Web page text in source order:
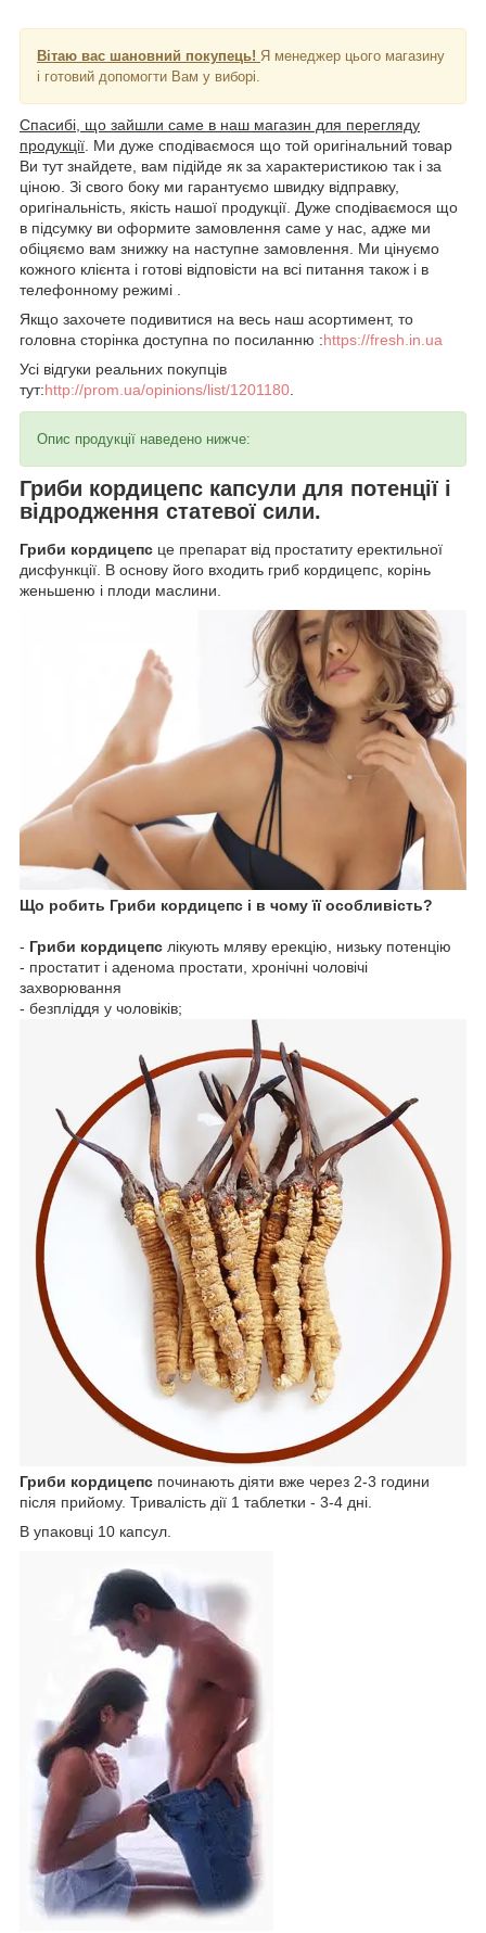
Вітаю вас шановний покупець! Я менеджер цього магазину
і готовий допомогти Вам у виборі.
Спасибі, що зайшли саме в наш магазин для перегляду
продукції . Ми дуже сподіваємося що той оригінальний товар
Ви тут знайдете, вам підійде як за характеристикою так і за
ціною. Зі свого боку ми гарантуємо швидку відправку,
оригінальність, якість нашої продукції. Дуже сподіваємося що
в підсумку ви оформите замовлення саме у нас, адже ми
обіцяємо вам знижку на наступне замовлення. Ми цінуємо
кожного клієнта і готові відповісти на всі питання також і в
телефонному режимі .
Якщо захочете подивитися на весь наш асортимент, то
головна сторінка доступна по посиланню :https://fresh.in.ua
Усі відгуки реальних покупців
тут:http://prom.ua/opinions/list/1201180
Опис продукції наведено нижче:
Гриби кордицепс капсули для потенції і
відродження статевої сили.
Гриби кордицепс це препарат від простатиту еректильної
дисфункції. В основу його входить гриб кордицепс, корінь
женьшеню і плоди маслини.
Що робить Гриби кордицепс і в чому її особливість?
- Гриби кордицепс лікують мляву ерекцію, низьку потенцію
- простатит і аденома простати, хронічні чоловічі
захворювання
- безпліддя у чоловіків;
Гриби кордицепс починають діяти вже через 2-3 години
після прийому. Тривалість дії 1 таблетки - 3-4 дні.
В упаковці 10 капсул.